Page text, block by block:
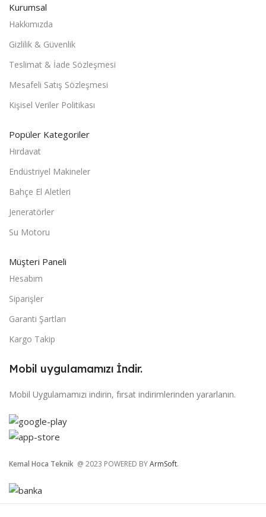
Kurumsal
Hakkımızda
Gizlilik & Güvenlik
Teslimat & İade Sözleşmesi
Mesafeli Satış Sözleşmesi
Kişisel Veriler Politikası
Popüler Kategoriler
Hırdavat
Endüstriyel Makineler
Bahçe El Aletleri
Jeneratörler
Su Motoru
Müşteri Paneli
Hesabım
Siparişler
Garanti Şartları
Kargo Takip
Mobil uygulamamızı İndir.
Mobil Uygulamamızı indirin, fırsat indirimlerinden yararlanın.
Kemal Hoca Teknik @ 2023 POWERED BYArmSoft.